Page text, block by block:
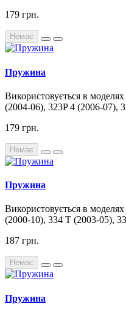
179 грн.
Немає
Пружина
Використовується в моделях
(2004-06), 323P 4 (2006-07),
179 грн.
Немає
Пружина
Використовується в
(2000-10), 334 T (2003-05),
187 грн.
Немає
Пружина